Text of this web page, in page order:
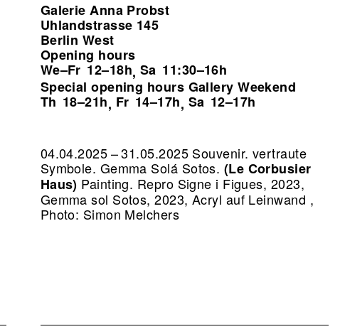
Galerie Anna Probst
Uhlandstrasse 145
Berlin West
Opening hours
We–Fr 12–18h, Sa 11:30–16h
Special opening hours Gallery Weekend
Th 18–21h, Fr 14–17h, Sa 12–17h
04.04.2025 – 31.05.2025 Souvenir. vertraute
Symbole. Gemma Solá Sotos. (Le Corbusier
Haus) Painting. Repro Signe i Figues, 2023,
Gemma sol Sotos, 2023, Acryl auf Leinwand ,
Photo: Simon Melchers